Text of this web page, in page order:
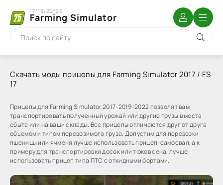
Farming Simulator
17/19/22/25
Скачать моды прицепы для Farming Simulator 2017 / FS
17
Прицепы для Farming Simulator 2017-2019-2022 позволят вам
транспортировать полученный урожай или другие грузы в места
сбыта или на ваши склады. Все прицепы отличаются друг от друга
объемом и типом перевозимого груза. Допустим для перевозки
пшеницы или ячменя лучше использовать прицеп-самосвал, а к
примеру для транспортировки досок или тюков сена, лучше
использовать прицеп типа ПТС с откидными бортами.